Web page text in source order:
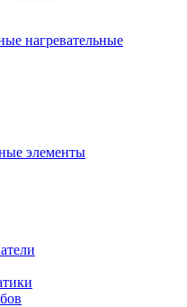
нагревательные
элементы